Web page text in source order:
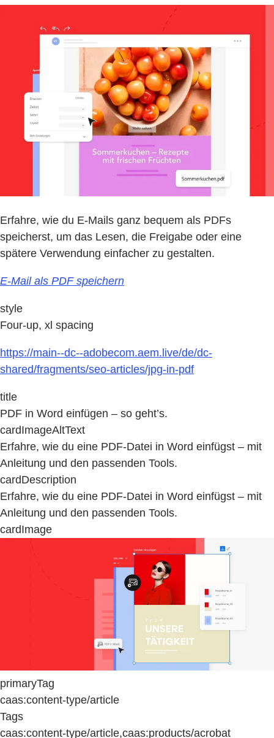
Erfahre, wie du E-Mails ganz bequem als PDFs
speicherst, um das Lesen, die Freigabe oder eine
spätere Verwendung einfacher zu gestalten.
E-Mail als PDF speichern
style
Four-up, xl spacing
https://main--dc--adobecom.aem.live/de/dc-
shared/fragments/seo-articles/jpg-in-pdf
title
PDF in Word einfügen – so geht’s.
cardImageAltText
Erfahre, wie du eine PDF-Datei in Word einfügst – mit
Anleitung und den passenden Tools.
cardDescription
Erfahre, wie du eine PDF-Datei in Word einfügst – mit
Anleitung und den passenden Tools.
cardImage
primaryTag
caas:content-type/article
Tags
caas:content-type/article,caas:products/acrobat